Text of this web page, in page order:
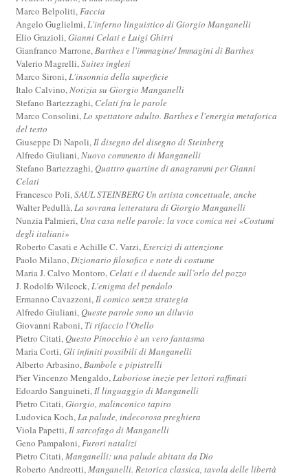
Marco Belpoliti,Faccia
Angelo Guglielmi,L'inferno linguistico di Giorgio Manganelli
Elio Grazioli,Gianni Celati e Luigi Ghirri
Gianfranco Marrone,Barthes e l'immagine/ Immagini di Barthes
Valerio Magrelli,Suites inglesi
Marco Sironi,L'insonnia della superficie
Italo Calvino,Notizia su Giorgio Manganelli
Stefano Bartezzaghi, Celati fra le parole
Marco Consolini,Lo spettatore adulto. Barthes e l'energia metaforica
del testo
Giuseppe Di Napoli,Il disegno del disegno di Steinberg
Alfredo Giuliani,Nuovo commento di Manganelli
Stefano Bartezzaghi,Quattro quartine di anagrammi per Gianni
Celati
Francesco Poli,SAUL STEINBERG Un artista concettuale, anche
Walter Pedullà,La sovrana letteratura di Giorgio Manganelli
Nunzia Palmieri, Una casa nelle parole: la voce comica nei «Costumi
degli italiani»
Roberto Casati e Achille C. Varzi,Esercizi di attenzione
Paolo Milano,Dizionario filosofico e note di costume
Maria J. Calvo Montoro, Celati e il duende sull’orlo del pozzo
J. Rodolfo Wilcock,L'enigma del pendolo
Ermanno Cavazzoni,Il comico senza strategia
Alfredo Giuliani,Queste parole sono un diluvio
Giovanni Raboni, Ti rifaccio l'Otello
Pietro Citati,Questo Pinocchio è un vero fantasma
Maria Corti,Gli infiniti possibili di Manganelli
Alberto Arbasino,Bambole e pipistrelli
Pier Vincenzo Mengaldo,Laboriose inezie per lettori raffinati
Edoardo Sanguineti,Il linguaggio di Manganelli
Pietro Citati,Giorgio, malinconico tapiro
Ludovica Koch,La palude, indecorosa preghiera
Viola Papetti,Il sarcofago di Manganelli
Geno Pampaloni,Furori natalizi
Pietro Citati,Manganelli: una palude abitata da Dio
Roberto Andreotti,Manganelli. Retorica classica, tavola delle libertà